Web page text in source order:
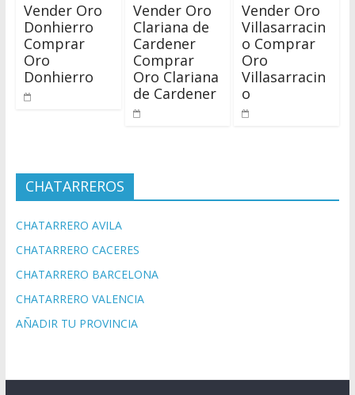
Vender Oro
Donhierro
Comprar
Oro
Donhierro
Vender Oro
Clariana de
Cardener
Comprar
Oro Clariana
de Cardener
Vender Oro
Villasarracin
o Comprar
Oro
Villasarracin
o
CHATARREROS
CHATARRERO AVILA
CHATARRERO CACERES
CHATARRERO BARCELONA
CHATARRERO VALENCIA
AÑADIR TU PROVINCIA